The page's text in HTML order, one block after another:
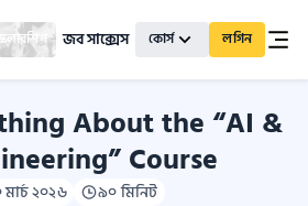
জব সাক্সেস কোর্স লগিন
About the “AI &
Course
২০২৬ ৯০ মিনিট